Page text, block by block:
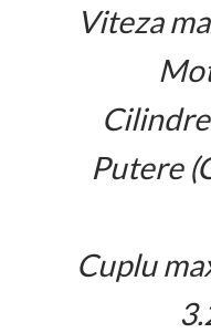
Viteza
Putere
Cuplu